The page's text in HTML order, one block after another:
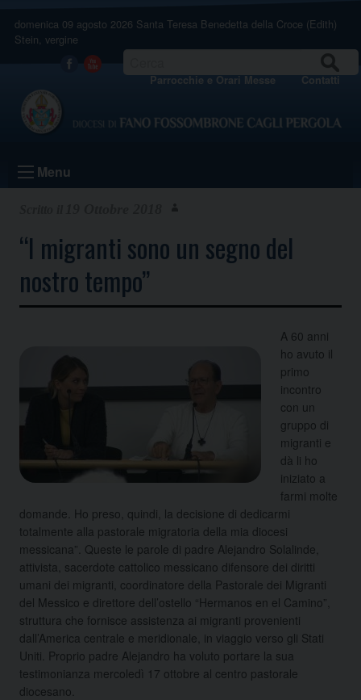
content
domenica 09 agosto 2026 Santa Teresa Benedetta della Croce (Edith)
Stein, vergine
Facebook
Youtube Parrocchie e Orari Messe Contatti
Menu
“I migranti sono un segno del
nostro tempo”
A 60 anni
ho avuto il
primo
incontro
con un
gruppo di
migranti e
dà li ho
iniziato a
farmi molte
domande. Ho preso, quindi, la decisione di dedicarmi
totalmente alla pastorale migratoria della mia diocesi
messicana”. Queste le parole di padre Alejandro Solalinde,
attivista, sacerdote cattolico messicano difensore dei diritti
umani dei migranti, coordinatore della Pastorale dei Migranti
del Messico e direttore dell’ostello “Hermanos en el Camino”,
struttura che fornisce assistenza ai migranti provenienti
dall’America centrale e meridionale, in viaggio verso gli Stati
Uniti. Proprio padre Alejandro ha voluto portare la sua
testimonianza mercoledì 17 ottobre al centro pastorale
diocesano.